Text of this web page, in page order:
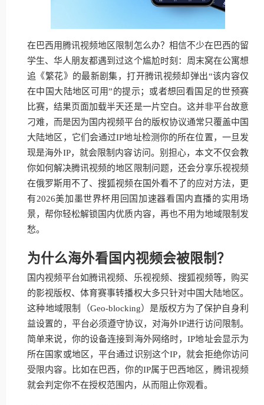
在巴西用腾讯视频地区限制怎么办？相信不少在巴西的留
学生、华人朋友都遇到过这个尴尬时刻：周末窝在公寓想
追《繁花》的最新剧集，打开腾讯视频却弹出“该内容仅
在中国大陆地区可用”的提示；或者想回看国足的世预赛
比赛，结果页面加载半天还是一片空白。这并非平台故意
刁难，而是因为国内视频平台的版权协议通常只覆盖中国
大陆地区，它们会通过IP地址检测你的所在位置，一旦发
现是海外IP，就会限制内容访问。别担心，本文不仅会教
你如何解决腾讯视频的地区限制问题，还会分享乐视视频
在俄罗斯用不了、搜狐视频在国外看不了的应对方法，更
有2026美加墨世界杯用回国加速器看国内直播的实用场
景，帮你轻松解锁国内优质内容，再也不用为地域限制发
愁。
为什么海外看国内视频会被限制？
国内视频平台如腾讯视频、乐视视频、搜狐视频等，购买
的影视版权、体育赛事转播权大多只针对中国大陆地区。
这种地域限制（Geo-blocking）是版权方为了保护自身利
益设置的，平台必须遵守协议，对海外IP进行访问限制。
简单来说，你的设备连接到海外网络时，IP地址会显示为
所在国家或地区，平台通过识别这个IP，就会拒绝你访问
受限内容。比如在巴西，你的IP属于巴西地区，腾讯视频
就会判定你不在授权范围内，从而阻止你观看。